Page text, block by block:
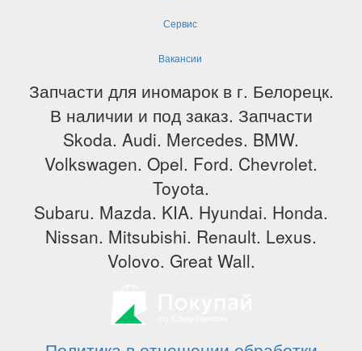
Сервис
Вакансии
Запчасти для иномарок в г. Белорецк.
В наличии и под заказ. Запчасти
Skoda. Audi. Mercedes. BMW.
Volkswagen. Opel. Ford. Chevrolet.
Toyota.
Subaru. Mazda. KIA. Hyundai. Honda.
Nissan. Mitsubishi. Renault. Lexus.
Volovo. Great Wall.